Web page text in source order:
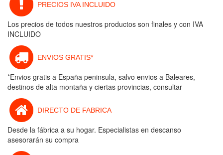
PRECIOS IVA INCLUIDO
Los precios de todos nuestros productos son finales y con IVA
INCLUIDO
ENVIOS GRATIS*
*Envios gratis a España peninsula, salvo envios a Baleares,
destinos de alta montaña y ciertas provincias, consultar
DIRECTO DE FABRICA
Desde la fábrica a su hogar. Especialistas en descanso
asesorarán su compra